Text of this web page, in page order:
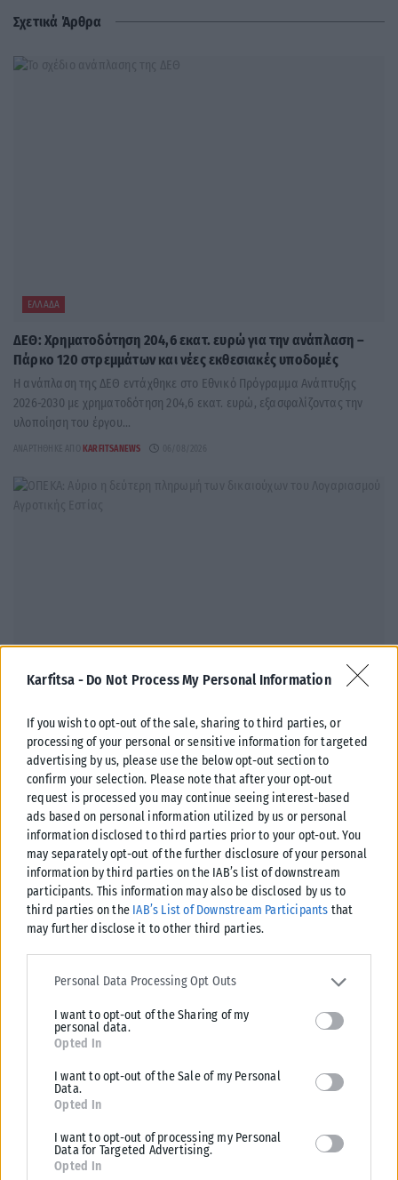
Karfitsa - Do Not Process My Personal Information
If you wish to opt-out of the sale, sharing to third parties, or
processing of your personal or sensitive information for targeted
advertising by us, please use the below opt-out section to
confirm your selection. Please note that after your opt-out
request is processed you may continue seeing interest-based
ads based on personal information utilized by us or personal
information disclosed to third parties prior to your opt-out. You
may separately opt-out of the further disclosure of your personal
information by third parties on the IAB’s list of downstream
participants. This information may also be disclosed by us to
third parties on the IAB’s List of Downstream Participants that
may further disclose it to other third parties.
Please note that this website/app uses one or more Google
services and may gather and store information including but not
deny consent to Google and its third-party tags to use your data
for below specified purposes in below Google consent section.
Personal Data Processing Opt Outs
I want to opt-out of the Sharing of my
personal data.
Opted In
I want to opt-out of the Sale of my Personal
Data.
Opted In
I want to opt-out of processing my Personal
Data for Targeted Advertising.
Opted In
Σχετικά Άρθρα
ΕΛΛΆΔΑ
ΔΕΘ: Χρηματοδότηση 204,6 εκατ. ευρώ για την ανάπλαση –
Πάρκο 120 στρεμμάτων και νέες εκθεσιακές υποδομές
Η ανάπλαση της ΔΕΘ εντάχθηκε στο Εθνικό Πρόγραμμα Ανάπτυξης
2026-2030 με χρηματοδότηση 204,6 εκατ. ευρώ, εξασφαλίζοντας την
υλοποίηση του έργου...
KARFITSANEWS
ΟΙΚΟΝΟΜΊΑ
ΟΠΕΚΑ: Αύριο η δεύτερη πληρωμή των δικαιούχων του
Λογαριασμού Αγροτικής Εστίας
Η δεύτερη πληρωμή του χρηματικού βοηθήματος του ΛΑΕ-ΟΠΕΚΑ προς
τους δικαιούχους θα πραγματοποιηθεί την Παρασκευή 7 Αυγούστου,
σύμφωνα με τον...
ΑΝΑΡΤΉΘΗΚΕ ΑΠΌ KARFITSANEWS 06/08/2026